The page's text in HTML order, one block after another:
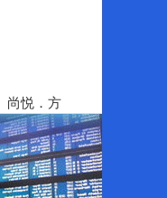
尚悦．方